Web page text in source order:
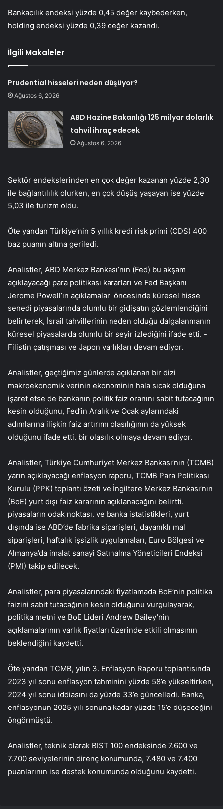
Bankacılık endeksi yüzde 0,45 değer kaybederken,
holding endeksi yüzde 0,39 değer kazandı.
İlgili Makaleler
Prudential hisseleri neden düşüyor?
Ağustos 6, 2026
ABD Hazine Bakanlığı 125 milyar dolarlık
tahvil ihraç edecek
Ağustos 6, 2026
Sektör endekslerinden en çok değer kazanan yüzde 2,30
ile bağlantılılık olurken, en çok düşüş yaşayan ise yüzde
5,03 ile turizm oldu.
Öte yandan Türkiye’nin 5 yıllık kredi risk primi (CDS) 400
baz puanın altına geriledi.
Analistler, ABD Merkez Bankası’nın (Fed) bu akşam
açıklayacağı para politikası kararları ve Fed Başkanı
Jerome Powell’ın açıklamaları öncesinde küresel hisse
senedi piyasalarında olumlu bir gidişatın gözlemlendiğini
belirterek, İsrail tahvillerinin neden olduğu dalgalanmanın
küresel piyasalarda olumlu bir seyir izlediğini ifade etti. -
Filistin çatışması ve Japon varlıkları devam ediyor.
Analistler, geçtiğimiz günlerde açıklanan bir dizi
makroekonomik verinin ekonominin hala sıcak olduğuna
işaret etse de bankanın politik faiz oranını sabit tutacağının
kesin olduğunu, Fed’in Aralık ve Ocak aylarındaki
adımlarına ilişkin faiz artırımı olasılığının da yüksek
olduğunu ifade etti. bir olasılık olmaya devam ediyor.
Analistler, Türkiye Cumhuriyet Merkez Bankası’nın (TCMB)
yarın açıklayacağı enflasyon raporu, TCMB Para Politikası
Kurulu (PPK) toplantı özeti ve İngiltere Merkez Bankası’nın
(BoE) yurt dışı faiz kararının açıklanacağını belirtti.
piyasaların odak noktası. ve banka istatistikleri, yurt
dışında ise ABD’de fabrika siparişleri, dayanıklı mal
siparişleri, haftalık işsizlik uygulamaları, Euro Bölgesi ve
Almanya’da imalat sanayi Satınalma Yöneticileri Endeksi
(PMI) takip edilecek.
Analistler, para piyasalarındaki fiyatlamada BoE’nin politika
faizini sabit tutacağının kesin olduğunu vurgulayarak,
politika metni ve BoE Lideri Andrew Bailey’nin
açıklamalarının varlık fiyatları üzerinde etkili olmasının
beklendiğini kaydetti.
Öte yandan TCMB, yılın 3. Enflasyon Raporu toplantısında
2023 yıl sonu enflasyon tahminini yüzde 58’e yükseltirken,
2024 yıl sonu iddiasını da yüzde 33’e güncelledi. Banka,
enflasyonun 2025 yılı sonuna kadar yüzde 15’e düşeceğini
öngörmüştü.
Analistler, teknik olarak BIST 100 endeksinde 7.600 ve
7.700 seviyelerinin direnç konumunda, 7.480 ve 7.400
puanlarının ise destek konumunda olduğunu kaydetti.